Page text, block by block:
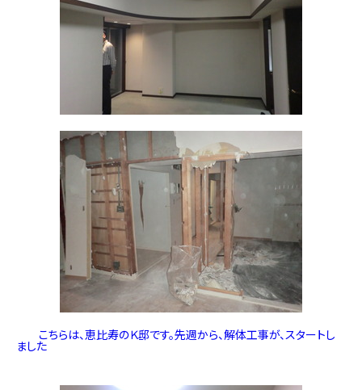
こちらは、恵比寿のＫ邸です。先週から、解体工事が、スタートし
ました